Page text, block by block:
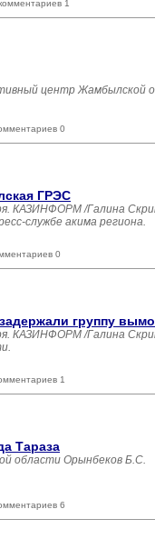
1
центр Жамбылской
0
ГРЭС
/Галина
службе акима региона.
0
группу
/Галина
1
Тараза
области Орынбеков Б.С.
6